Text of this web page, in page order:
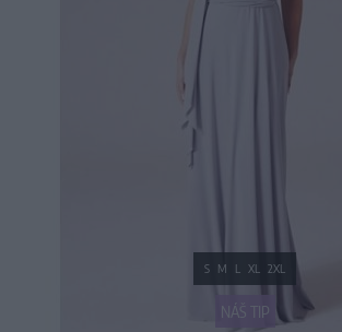
NÁŠ TIP
S M L XL 2XL